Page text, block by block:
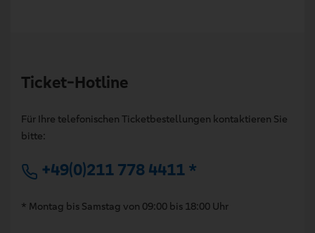
Ticket-Hotline
Für Ihre telefonischen Ticketbestellungen kontaktieren Sie
bitte:
+49(0)211 778 4411 *
* Montag bis Samstag von 09:00 bis 18:00 Uhr